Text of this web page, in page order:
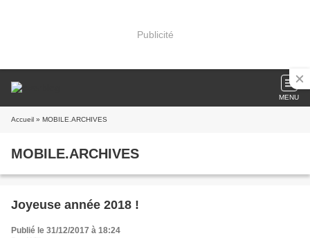
Publicité
MENU
Accueil » MOBILE.ARCHIVES
MOBILE.ARCHIVES
Joyeuse année 2018 !
Publié le 31/12/2017 à 18:24